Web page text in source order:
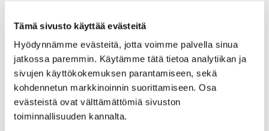
Tämä sivusto käyttää evästeitä
Hyödynnämme evästeitä, jotta voimme palvella sinua
jatkossa paremmin. Käytämme tätä tietoa analytiikan ja
sivujen käyttökokemuksen parantamiseen, sekä
kohdennetun markkinoinnin suorittamiseen. Osa
evästeistä ovat välttämättömiä sivuston
toiminnallisuuden kannalta.